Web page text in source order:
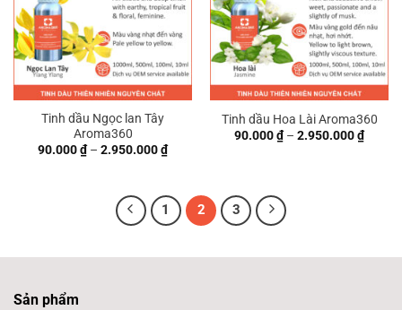
Tinh dầu Ngọc lan Tây
Aroma360
90.000₫ – 2.950.000₫Khoảng
giá:
đến
2.950.000 ₫
Tinh dầu Hoa Lài Aroma360
90.000₫ – 2.950.000₫
giá:
1 2 3
Sản phẩm